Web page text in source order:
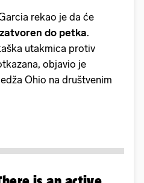
rekao je da će
do petka.
utakmica protiv
objavio je
Ohio na društvenim